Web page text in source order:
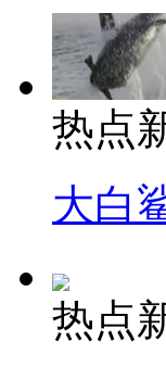
热点
大白
热点